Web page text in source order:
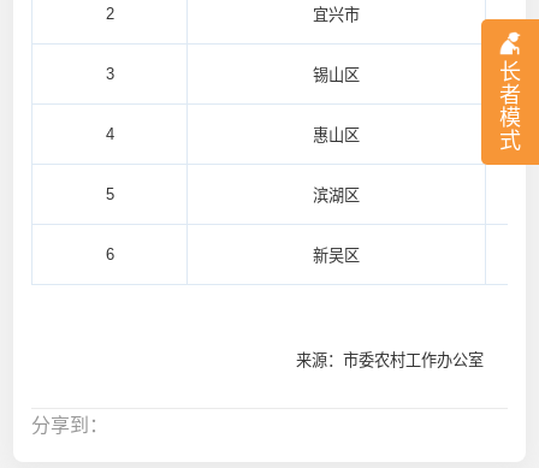
长
者
模
式
2 宜兴市
3 锡山区
4 惠山区
5 滨湖区
6 新吴区
来源：市委农村工作办公室
分享到：